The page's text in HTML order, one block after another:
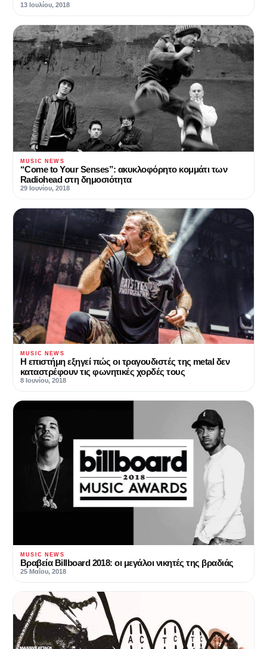
13 Ιουλίου, 2018
MUSIC NEWS
“Come to Your Senses”: ακυκλοφόρητο κομμάτι των
Radiohead στη δημοσιότητα
29 Ιουνίου, 2018
MUSIC NEWS
Η επιστήμη εξηγεί πώς οι τραγουδιστές της metal δεν
καταστρέφουν τις φωνητικές χορδές τους
8 Ιουνίου, 2018
MUSIC NEWS
Βραβεία Billboard 2018: οι μεγάλοι νικητές της βραδιάς
25 Μαΐου, 2018